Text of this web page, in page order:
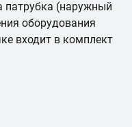
патрубка (наружный
оборудования
входит в комплект